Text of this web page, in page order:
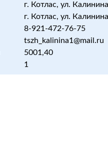
г. Котлас, ул.
г. Котлас, ул.
8-921-472-76-75
tszh_kalinina1@mail.ru
5001,40
1